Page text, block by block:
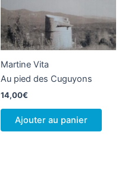
Martine Vita
Au pied des Cuguyons
14,00€
Ajouter au panier